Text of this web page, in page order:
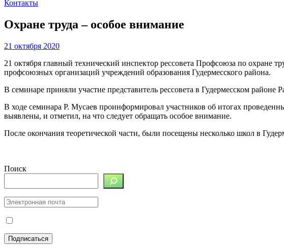
Контакты
Охране труда – особое внимание
21 октября 2020
21 октября главный технический инспектор рессовета Профсоюза по охране
профсоюзных организаций учреждений образования Гудермесского района.
В семинаре приняли участие представитель рессовета в Гудермесском
В ходе семинара Р. Мусаев проинформировал участников об итогах
выявлены, и отметил, на что следует обращать особое внимание.
После окончания теоретической части, были посещены несколько школ в
Поиск